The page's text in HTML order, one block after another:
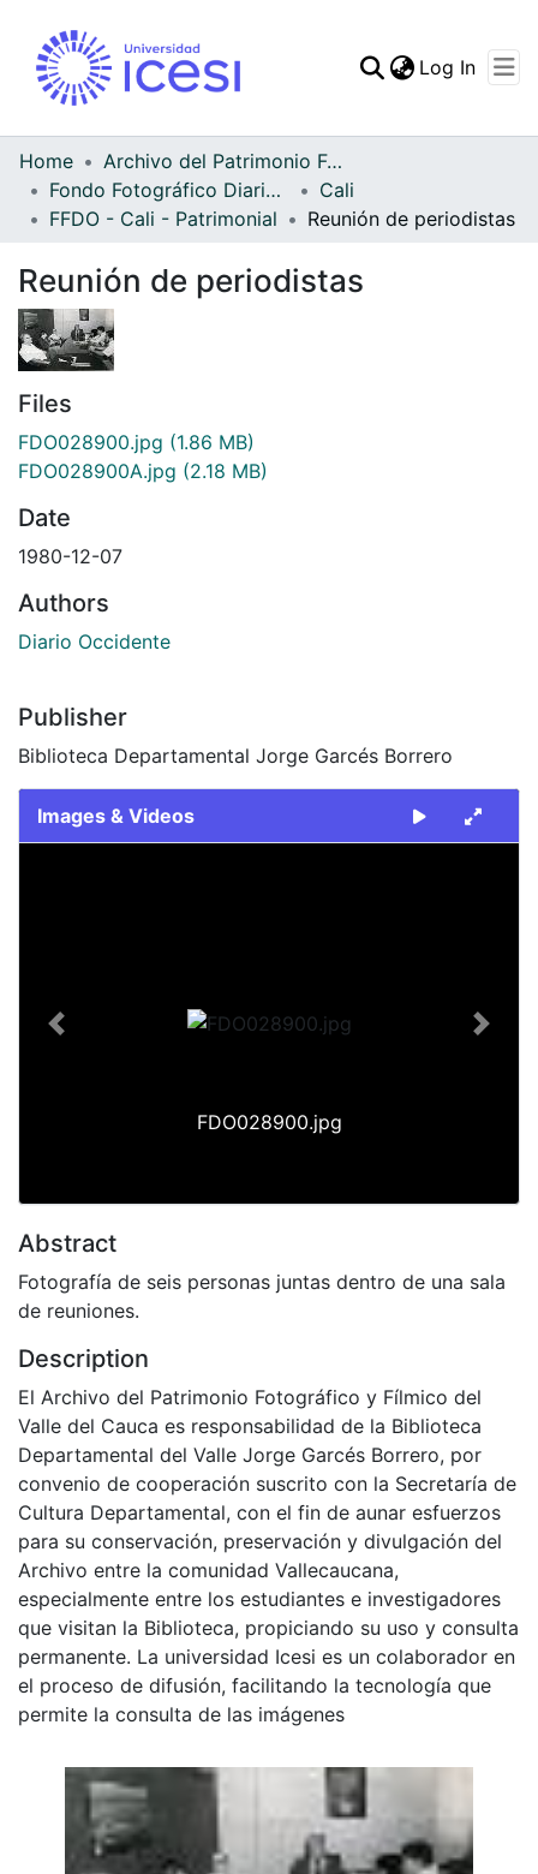
Statistics
Log In
Home
Archivo del Patrimonio Fotográfico y Fílmico del Valle del Cauca
Fondo Fotográfico Diario Occidente
Cali
FFDO - Cali - Patrimonial
Reunión de periodistas
Reunión de periodistas
Files
FDO028900.jpg (1.86 MB)
FDO028900A.jpg (2.18 MB)
Date
1980-12-07
Authors
Diario Occidente
Publisher
Biblioteca Departamental Jorge Garcés Borrero
Images & Videos
FDO028900.jpg
Previous Next
Abstract
Fotografía de seis personas juntas dentro de una sala
de reuniones.
Description
El Archivo del Patrimonio Fotográfico y Fílmico del
Valle del Cauca es responsabilidad de la Biblioteca
Departamental del Valle Jorge Garcés Borrero, por
convenio de cooperación suscrito con la Secretaría de
Cultura Departamental, con el fin de aunar esfuerzos
para su conservación, preservación y divulgación del
Archivo entre la comunidad Vallecaucana,
especialmente entre los estudiantes e investigadores
que visitan la Biblioteca, propiciando su uso y consulta
permanente. La universidad Icesi es un colaborador en
el proceso de difusión, facilitando la tecnología que
permite la consulta de las imágenes